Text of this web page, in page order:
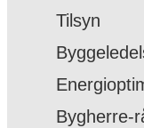
Tilsyn
Bygherre-